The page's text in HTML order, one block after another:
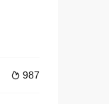
 987